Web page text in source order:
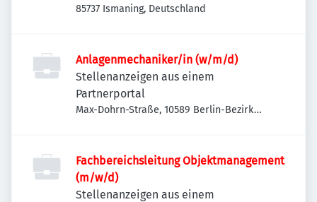
85737 Ismaning, Deutschland
Anlagenmechaniker/in (w/m/d)
Stellenanzeigen aus einem
Partnerportal
Max-Dohrn-Straße, 10589 Berlin-Bezirk
Fachbereichsleitung Objektmanagement
(m/w/d)
Stellenanzeigen aus einem